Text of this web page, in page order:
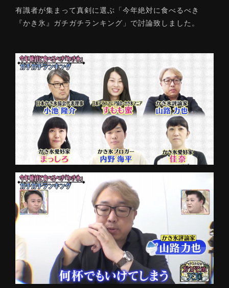
有識者が集まって真剣に選ぶ「今年絶対に食べるべき
『かき氷』ガチガチランキング」で討論致しました。